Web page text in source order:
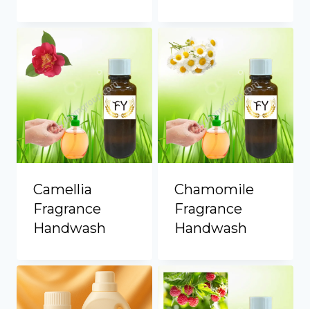
Camellia
Fragrance
Handwash
Chamomile
Fragrance
Handwash